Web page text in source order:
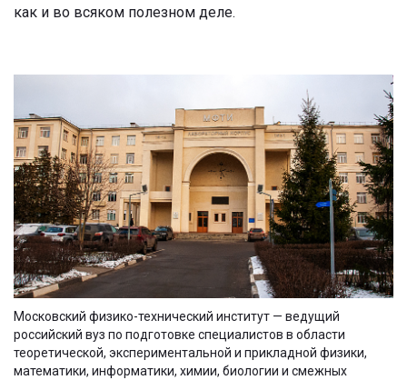
как и во всяком полезном деле.
Московский физико-технический институт — ведущий
российский вуз по подготовке специалистов в области
теоретической, экспериментальной и прикладной физики,
математики, информатики, химии, биологии и смежных